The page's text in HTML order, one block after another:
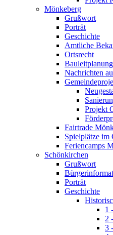
Mönkeberg
Grußwort
Porträt
Geschichte
Amtliche
Ortsrecht
Bauleitplanung
Nachrichten
Projekt
Fairtrade
Spielplätze im
Feriencamps
Schönkirchen
Grußwort
Porträt
Geschichte
1
2
3